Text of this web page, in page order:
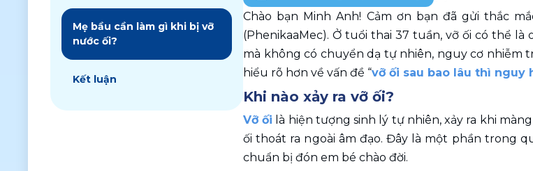
Mẹ bầu cần làm gì khi bị vỡ
nước ối?
Kết luận
Chào bạn Minh Anh! Cảm ơn bạn đã gửi thắc
(PhenikaaMec). Ở tuổi thai 37 tuần, vỡ ối có thể
mà không có chuyển dạ tự nhiên, nguy cơ nhiễm
hiểu rõ hơn về vấn đề “vỡ ối sau bao lâu thì nguy
Khi nào xảy ra vỡ ối?
Vỡ ối là hiện tượng sinh lý tự nhiên, xảy ra khi
ối thoát ra ngoài âm đạo. Đây là một phần trong
chuẩn bị đón em bé chào đời.